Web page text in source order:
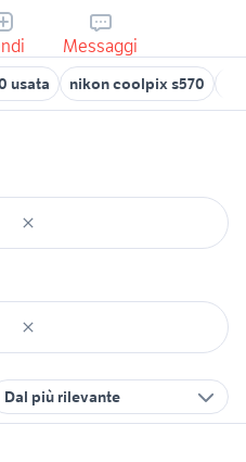
Messaggi
usata nikon coolpix s570
Dal più rilevante